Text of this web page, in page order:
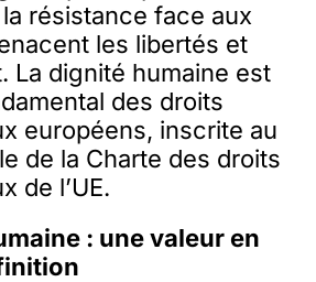
résistance face aux
les libertés et
La dignité humaine est
des droits
européens, inscrite au
de la Charte des droits
de l’UE.
: une valeur en